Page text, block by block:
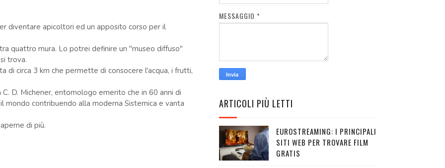
diventare apicoltori ed un apposito corso per il
quattro mura. Lo potrei definire un "museo diffuso"
trova.
di circa 3 km che permette di consocere l'acqua, i frutti,
D. Michener, entomologo emerito che in 60 anni di
contribuendo alla moderna Sistemica e vanta
di più.
MESSAGGIO *
ARTICOLI PIÙ LETTI
EUROSTREAMING: I PRINCIPALI
SITI WEB PER TROVARE FILM
GRATIS